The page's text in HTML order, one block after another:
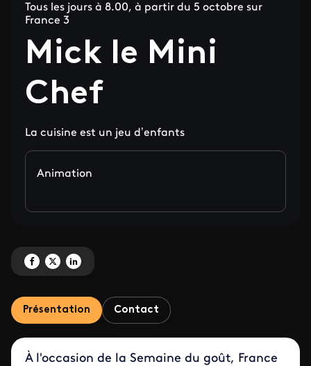
Tous les jours à 8.00, à partir du 5 octobre sur
France 3
Mick le Mini
Chef
La cuisine est un jeu d’enfants
Animation
Partagez ' Mick le Mini Chef' sur Facebook
Partagez ' Mick le Mini Chef' sur X
Partagez ' Mick le Mini Chef' sur LinkedIn
Présentation Contact
À l'occasion de la Semaine du goût, France